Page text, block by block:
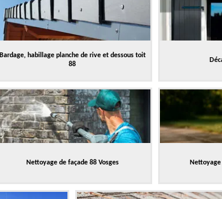
Bardage, habillage planche de rive et dessous toit
88
Nettoyage de façade 88 Vosges Nettoyage